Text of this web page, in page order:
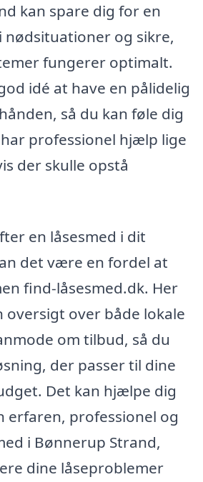
kan spare dig for en
nødsituationer og sikre,
fungerer optimalt.
idé at have en pålidelig
så du kan føle dig
professionel hjælp lige
der skulle opstå
en låsesmed i dit
det være en fordel at
find-låsesmed.dk. Her
oversigt over både lokale
om tilbud, så du
der passer til dine
Det kan hjælpe dig
erfaren, professionel og
i Bønnerup Strand,
dine låseproblemer